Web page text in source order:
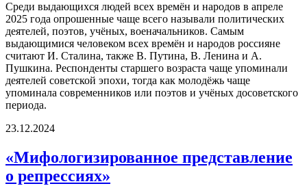
Среди выдающихся людей всех времён и народов в апреле
2025 года опрошенные чаще всего называли политических
деятелей, поэтов, учёных, военачальников. Самым
выдающимися человеком всех времён и народов россияне
считают И. Сталина, также В. Путина, В. Ленина и А.
Пушкина. Респонденты старшего возраста чаще упоминали
деятелей советской эпохи, тогда как молодёжь чаще
упоминала современников или поэтов и учёных досоветского
периода.
23.12.2024
«Мифологизированное представление
о репрессиях»